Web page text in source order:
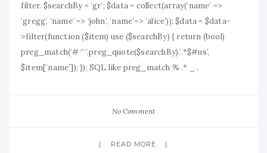
filter. $searchBy = ‘gr’; $data = collect(array(‘name’ =>
‘gregg’, ‘name’ => ‘john’, ‘name’=> ‘alice’)); $data = $data-
>filter(function ($item) use ($searchBy) { return (bool)
preg_match(‘#^’.preg_quote($searchBy).’.*$#us’,
$item[‘name’]); }); SQL like preg_match % .* _ .
No Comment
READ MORE